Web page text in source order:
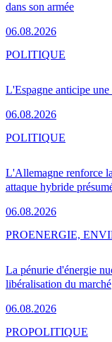
dans son armée
06.08.2026
L'Espagne anticipe
06.08.2026
POLITIQUE
L'Allemagne renforce
attaque hybride
06.08.2026
POLITIQUE
La pénurie d'énergie
libéralisation du marché
06.08.2026
PROENERGIE,
PROPOLITIQUE